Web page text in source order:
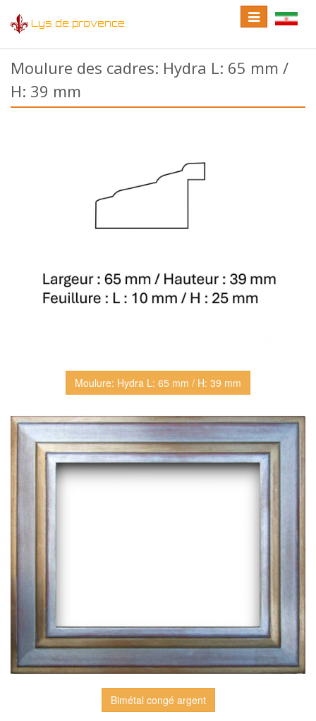
Lys de provence
Toggle
Toggle
navigation
Moulure des cadres: Hydra L: 65 mm /
H: 39 mm
Moulure: Hydra L: 65 mm / H: 39 mm
Bimétal congé argent